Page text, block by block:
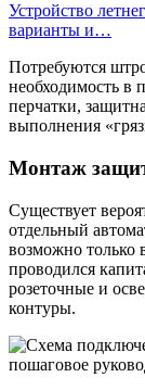
Устройство
варианты и…
Потребуются
необходимость в
перчатки,
выполнения
Монтаж
Существует
отдельный
возможно только
проводился
розеточные и
контуры.